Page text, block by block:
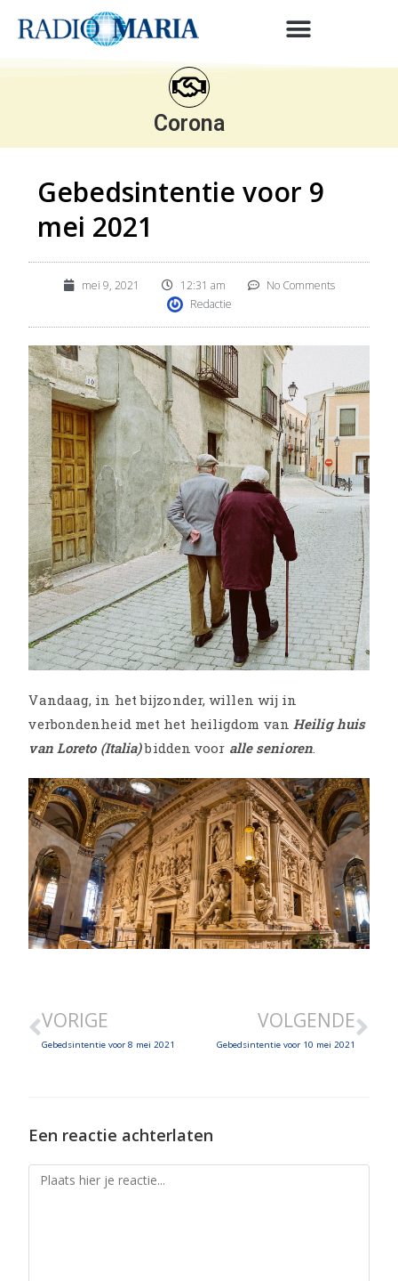
Corona
Gebedsintentie voor 9
mei 2021
mei 9, 2021 12:31 am
No Comments
Redactie
Vandaag, in het bijzonder, willen wij in
verbondenheid met het heiligdom van Heilig huis
van Loreto (Italia)bidden voor alle senioren.
VORIGE
Gebedsintentie voor 8 mei 2021
VOLGENDE
Gebedsintentie voor 10 mei 2021
Een reactie achterlaten